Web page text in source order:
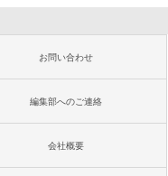
お問い合わせ
編集部へのご連絡
会社概要